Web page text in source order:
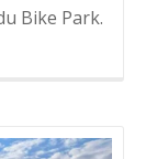
Bike Park.